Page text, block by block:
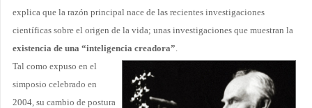
explica que la razón principal nace de las recientes investigaciones
científicas sobre el origen de la vida; unas investigaciones que muestran la
existencia de una “inteligencia creadora”.
Tal como expuso en el
simposio celebrado en
2004, su cambio de postura